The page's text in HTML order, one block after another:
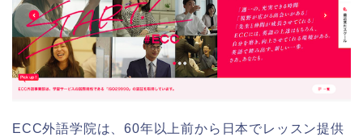
ECC外語学院は、60年以上前から日本でレッスン提供